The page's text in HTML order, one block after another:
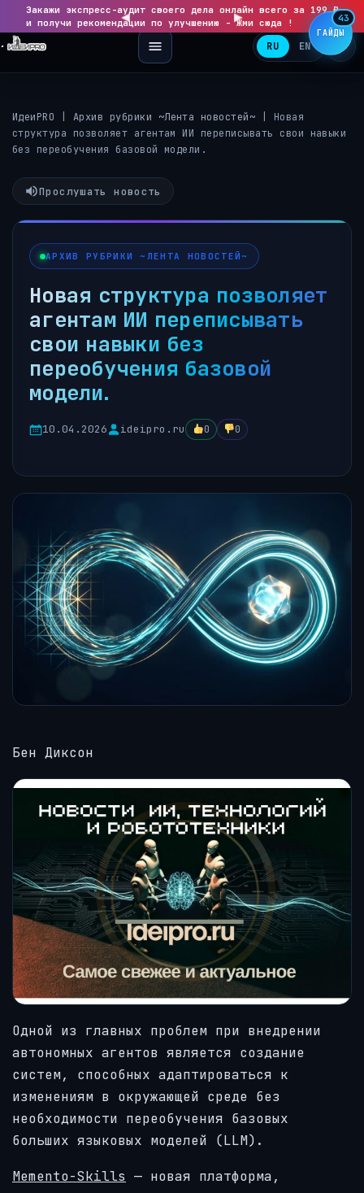
Закажи экспресс-аудит своего дела онлайн всего за 199 ₽
и получи рекомендации по улучшению - Жми сюда !
▶
RU EN
ИдеиPRO Архив рубрики ~Лента новостей~
Новая
структура позволяет агентам ИИ переписывать свои навыки
без переобучения базовой модели.
Прослушать новость
АРХИВ РУБРИКИ ~ЛЕНТА НОВОСТЕЙ~
Новая структура позволяет
агентам ИИ переписывать
свои навыки без
переобучения базовой
модели.
10.04.2026 ideipro.ru 0 0
Бен Диксон
Одной из главных проблем при внедрении
автономных агентов является создание
систем, способных адаптироваться к
изменениям в окружающей среде без
необходимости переобучения базовых
больших языковых моделей (LLM).
Memento-Skills — новая платформа,
ГАЙДЫ
43